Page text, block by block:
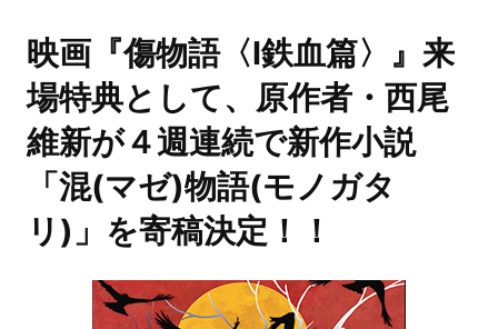
映画『傷物語〈Ⅰ鉄血篇〉』来
場特典として、原作者・西尾
維新が４週連続で新作小説
「混(マゼ)物語(モノガタ
リ)」を寄稿決定！！